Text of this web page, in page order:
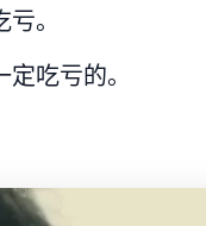
。
吃亏的。